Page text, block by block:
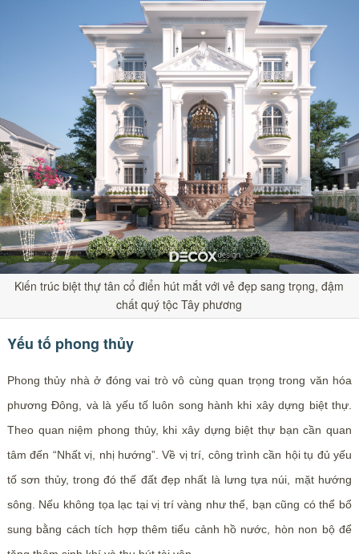
Kiến trúc biệt thự tân cổ điển hút mắt với vẻ đẹp sang trọng, đậm
chất quý tộc Tây phương
Yếu tố phong thủy
Phong thủy nhà ở đóng vai trò vô cùng quan trọng trong văn hóa
phương Đông, và là yếu tố luôn song hành khi xây dựng biệt thự.
Theo quan niệm phong thủy, khi xây dựng biệt thự bạn cần quan
tâm đến “Nhất vị, nhị hướng”. Về vị trí, công trình cần hội tụ đủ yếu
tố sơn thủy, trong đó thế đất đẹp nhất là lưng tựa núi, mặt hướng
sông. Nếu không tọa lạc tại vị trí vàng như thế, bạn cũng có thể bổ
sung bằng cách tích hợp thêm tiểu cảnh hồ nước, hòn non bộ để